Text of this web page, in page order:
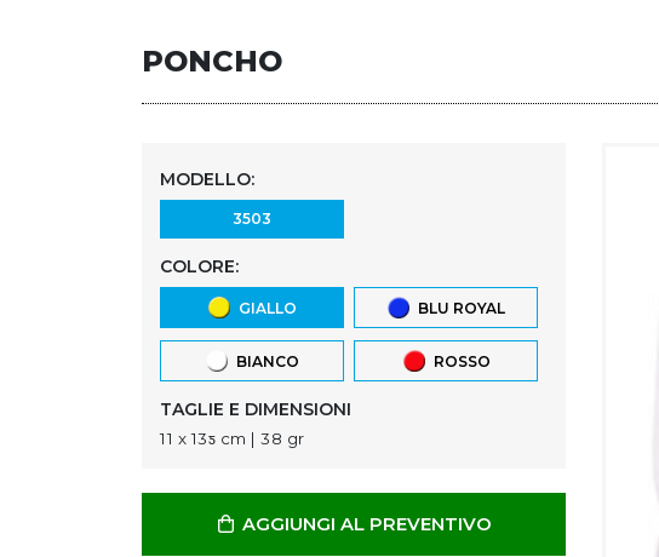
PONCHO
MODELLO:
3503
COLORE:
GIALLO BLU ROYAL
BIANCO ROSSO
TAGLIE E DIMENSIONI
11 x 13ƽ cm | 38 gr
AGGIUNGI AL PREVENTIVO